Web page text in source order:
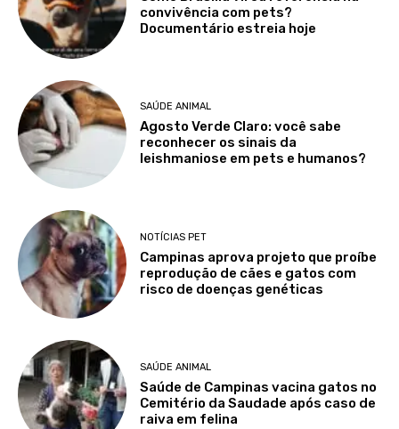
convivência com pets?
Documentário estreia hoje
SAÚDE ANIMAL
Agosto Verde Claro: você sabe
reconhecer os sinais da
leishmaniose em pets e humanos?
NOTÍCIAS PET
Campinas aprova projeto que proíbe
reprodução de cães e gatos com
risco de doenças genéticas
SAÚDE ANIMAL
Saúde de Campinas vacina gatos no
Cemitério da Saudade após caso de
raiva em felina